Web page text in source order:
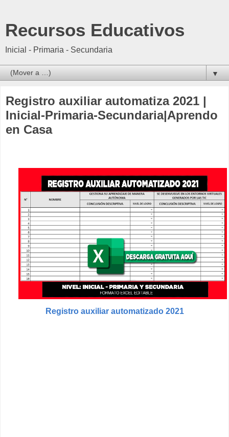
Recursos Educativos
Inicial - Primaria - Secundaria
▼
Registro auxiliar automatiza 2021 |
Inicial-Primaria-Secundaria|Aprendo
en Casa
Registro auxiliar automatizado 2021